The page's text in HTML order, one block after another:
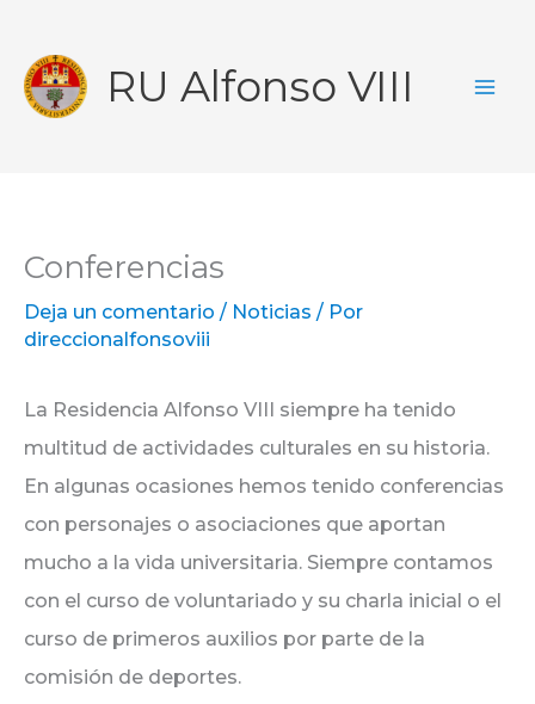
contenido
RU Alfonso VIII
Conferencias
Deja un comentario / Noticias / Por
direccionalfonsoviii
La Residencia Alfonso VIII siempre ha tenido
multitud de actividades culturales en su historia.
En algunas ocasiones hemos tenido conferencias
con personajes o asociaciones que aportan
mucho a la vida universitaria. Siempre contamos
con el curso de voluntariado y su charla inicial o el
curso de primeros auxilios por parte de la
comisión de deportes.